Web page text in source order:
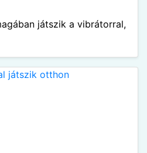
játszik a vibrátorral,